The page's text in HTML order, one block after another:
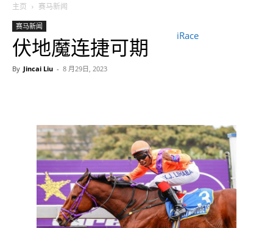
iRace
主页 赛马新闻
赛马新闻
伏地魔连捷可期
By Jincai Liu - 8 月29日, 2023